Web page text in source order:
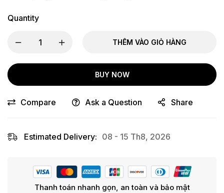
Quantity
THÊM VÀO GIỎ HÀNG
BUY NOW
Compare Ask a Question Share
Estimated Delivery: 08 - 15 Th8, 2026
Thanh toán nhanh gọn, an toàn và bảo mật